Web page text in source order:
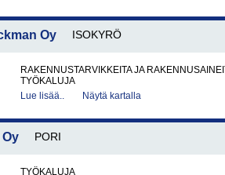
Oy ISOKYRÖ
RAKENNUSTARVIKKEITA JA
TYÖKALUJA
Lue lisää..
Näytä kartalla
Oy PORI
TYÖKALUJA